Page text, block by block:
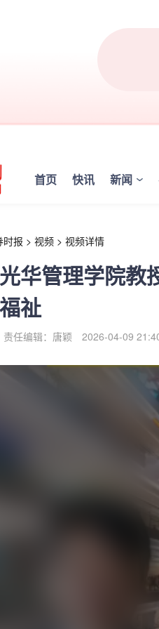
首页 快讯 新闻
时报 > 视频 > 视频详情
华管理学院教
祉
责任编辑：唐颖 2026-04-09